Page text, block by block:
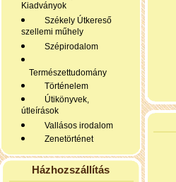
Kiadványok
Székely Útkereső
szellemi műhely
Szépirodalom
Természettudomány
Történelem
Útikönyvek,
útleírások
Vallásos irodalom
Zenetörténet
Házhozszállítás